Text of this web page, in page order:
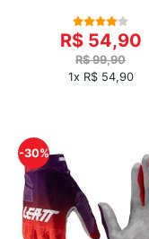
R$ 54,90
R$ 99,90
1x R$ 54,90
-30%